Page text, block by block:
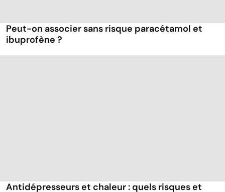
Peut-on associer sans risque paracétamol et
ibuprofène ?
Antidépresseurs et chaleur : quels risques et